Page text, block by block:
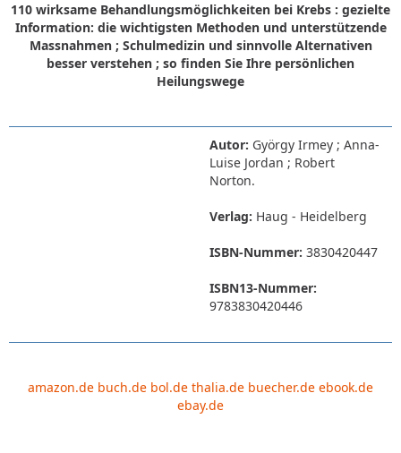
110 wirksame Behandlungsmöglichkeiten bei Krebs : gezielte
Information: die wichtigsten Methoden und unterstützende
Massnahmen ; Schulmedizin und sinnvolle Alternativen
besser verstehen ; so finden Sie Ihre persönlichen
Heilungswege
Autor: György Irmey ; Anna-
Luise Jordan ; Robert
Norton.
Verlag: Haug - Heidelberg
ISBN-Nummer: 3830420447
ISBN13-Nummer:
9783830420446
amazon.de buch.de bol.de thalia.de buecher.de ebook.de
ebay.de